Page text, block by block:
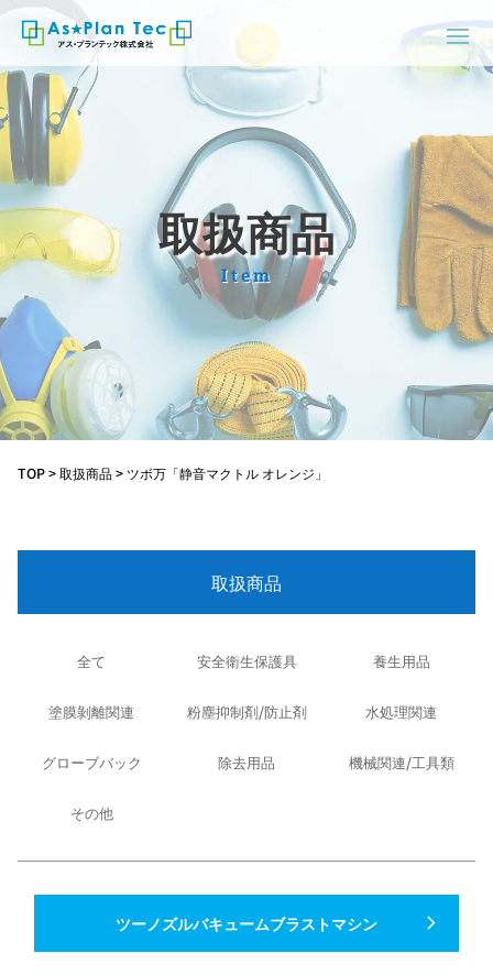
取扱商品
Item
TOP>取扱商品> ツボ万「静音マクトル オレンジ」
取扱商品
全て 安全衛生保護具 養生用品
塗膜剝離関連 粉塵抑制剤/防止剤 水処理関連
グローブバック 除去用品 機械関連/工具類
その他
ツーノズルバキュームブラストマシン navigate_next